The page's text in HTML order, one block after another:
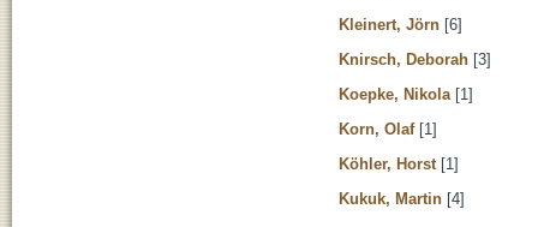
Kleinert, Jörn [6]
Knirsch, Deborah [3]
Koepke, Nikola [1]
Korn, Olaf[1]
Köhler, Horst [1]
Kukuk, Martin [4]